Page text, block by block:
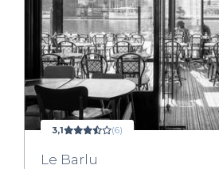
3,1 (6)
Le Barlu